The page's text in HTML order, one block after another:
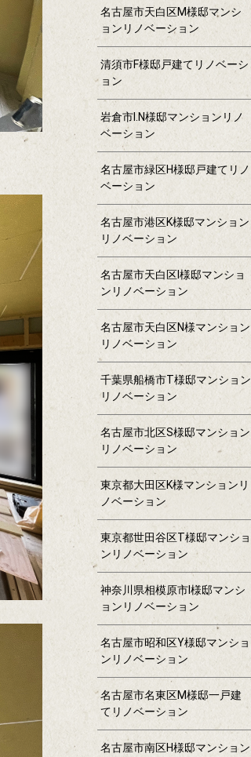
名古屋市天白区M様邸マンシ
ョンリノベーション
清須市F様邸戸建てリノベーシ
ョン
岩倉市I.N様邸マンションリノ
ベーション
名古屋市緑区H様邸戸建てリノ
ベーション
名古屋市港区K様邸マンション
リノベーション
名古屋市天白区I様邸マンショ
ンリノベーション
名古屋市天白区N様マンション
リノベーション
千葉県船橋市T様邸マンション
リノベーション
名古屋市北区S様邸マンション
リノベーション
東京都大田区K様マンションリ
ノベーション
東京都世田谷区T様邸マンショ
ンリノベーション
神奈川県相模原市I様邸マンシ
ョンリノベーション
名古屋市昭和区Y様邸マンショ
ンリノベーション
名古屋市名東区M様邸一戸建
てリノベーション
名古屋市南区H様邸マンション